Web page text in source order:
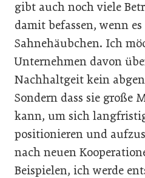
gibt auch noch viele
damit befassen, wenn
Sahnehäubchen. Ich
Unternehmen davon
Nachhaltgeit kein
Sondern dass sie große
kann, um sich
positionieren und
nach neuen
Beispielen, ich werde